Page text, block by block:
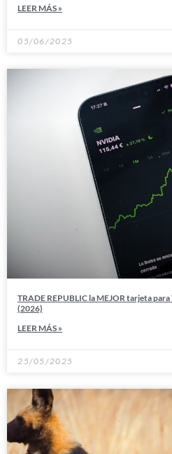
LEER MÁS »
05/06/2025
TRADE REPUBLIC la MEJOR tarjeta
(2026)
LEER MÁS »
25/05/2025